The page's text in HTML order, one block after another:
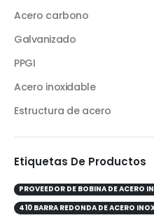
Acero carbono
Galvanizado
PPGI
Acero inoxidable
Estructura de acero
Etiquetas De Productos
PROVEEDOR DE BOBINA DE ACERO
410 BARRA REDONDA DE ACERO